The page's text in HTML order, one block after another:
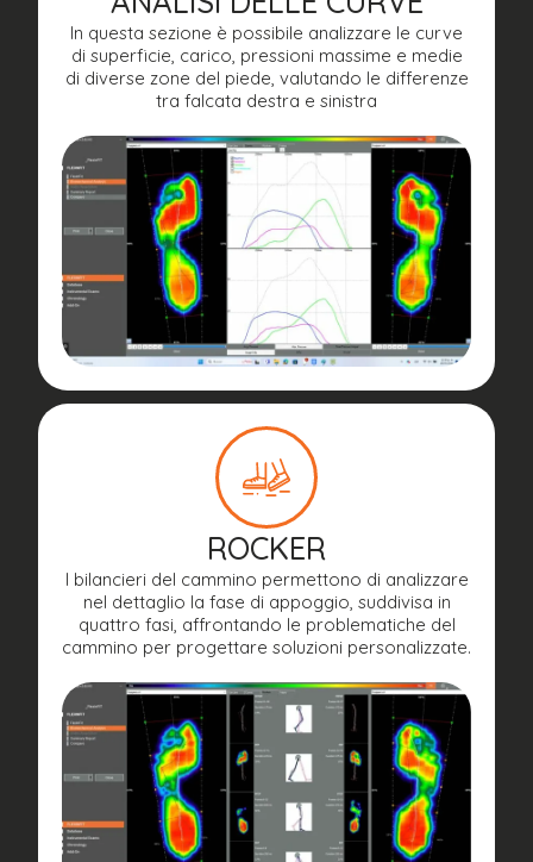
In questa sezione è possibile analizzare le curve
di superficie, carico, pressioni massime e medie
di diverse zone del piede, valutando le differenze
tra falcata destra e sinistra
ROCKER
I bilancieri del cammino permettono di analizzare
nel dettaglio la fase di appoggio, suddivisa in
quattro fasi, affrontando le problematiche del
cammino per progettare soluzioni personalizzate.